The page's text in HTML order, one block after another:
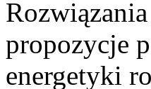
propozycje
energetyki